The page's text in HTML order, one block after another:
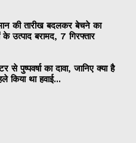
की तारीख बदलकर बेचने का
बरामद, 7 गिरफ्तार
से पुष्पवर्षा का दावा, जानिए क्या है
किया था हवाई...